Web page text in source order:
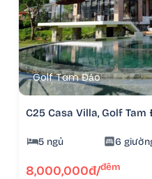
Golf Tam Đảo
C25 Casa Villa, Golf Tam
5 ngủ 6
8,000,000đ/đêm